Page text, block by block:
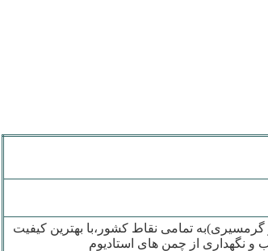
تمامی نقاط کشور،با بهترین کیفیت
نگهداری از چمن های استادیوم